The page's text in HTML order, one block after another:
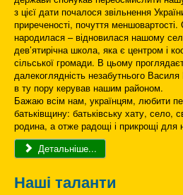
з цієї дати почалося звільнення
приреченості, почуття
народилася – відновилася нашому
дев’ятирічна школа, яка є центром і
сільської громади. В цьому
далекоглядність незабутнього
в ту пору керував нашим районом.
Бажаю всім нам, українцям, любити
батьківщину: батьківську хату, село,
родина, а отже радощі і прикрощі для
Детальніше...
Наші таланти